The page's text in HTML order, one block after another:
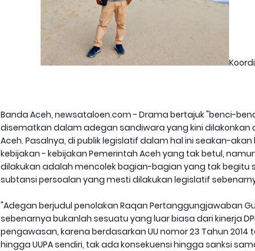
Banda Aceh, newsataloen.com - Drama bertajuk "benci-
disematkan dalam adegan sandiwara yang kini dilakonkan
Aceh. Pasalnya, di publik legislatif dalam hal ini seakan-
kebijakan - kebijakan Pemerintah Aceh yang tak betul,
dilakukan adalah mencolek bagian-bagian yang tak begitu
subtansi persoalan yang mesti dilakukan legislatif
"Adegan berjudul penolakan Raqan Pertanggungjawaban
sebenarnya bukanlah sesuatu yang luar biasa dari kinerja
pengawasan, karena berdasarkan UU nomor 23 Tahun
hingga UUPA sendiri, tak ada konsekuensi hingga sanksi